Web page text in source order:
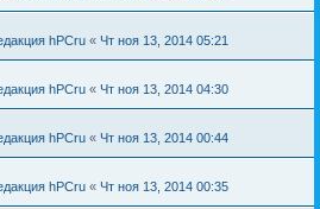
hPCru « Чт ноя 13, 2014 05:21
hPCru « Чт ноя 13, 2014 04:30
hPCru « Чт ноя 13, 2014 00:44
hPCru « Чт ноя 13, 2014 00:35